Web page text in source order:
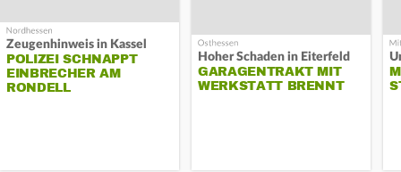
Zeugenhinweis in Kassel
POLIZEI SCHNAPPT
EINBRECHER AM
RONDELL
Hoher Schaden in Eiterfeld
GARAGENTRAKT MIT
WERKSTATT BRENNT